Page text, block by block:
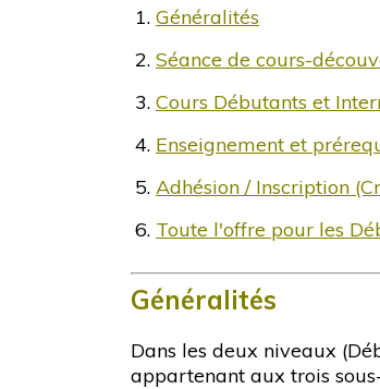
1. Généralités
2. Séance de cours-
3. Cours Débutants et
4. Enseignement et
5. Adhésion / Inscription
6. Toute l'offre pour les
Généralités
Dans les deux niveaux
appartenant aux trois